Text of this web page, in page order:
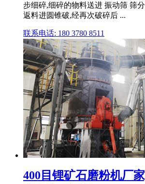
步细碎,细碎的物料送进 振动筛 筛
返料进圆锥破,经再次破碎后 ...
联系电话: 180 3780 8511
400目锂矿石磨粉机厂